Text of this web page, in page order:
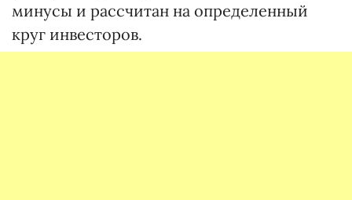
минусы и рассчитан на определенный
круг инвесторов.